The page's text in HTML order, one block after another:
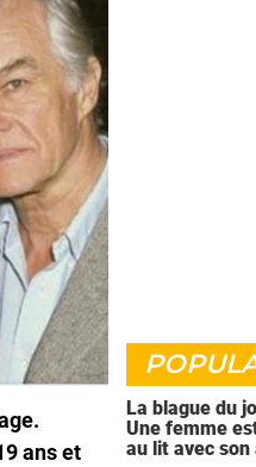
ans et
La blague du
Une femme
au lit avec son